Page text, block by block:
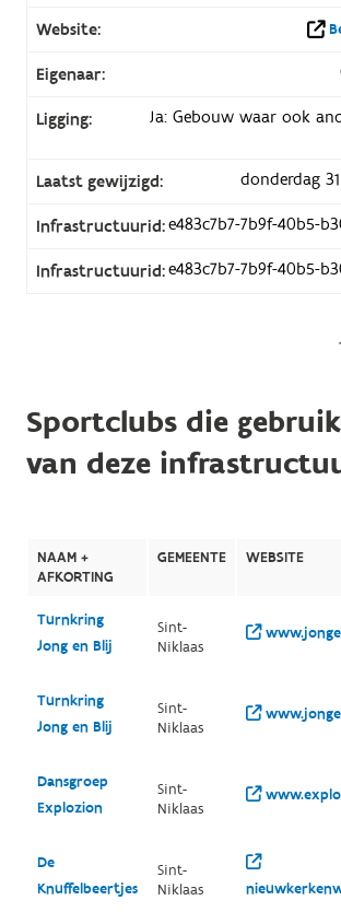
Website:
Eigenaar:
Ligging:
Ja: Gebouw waar ook
Laatst gewijzigd:
donderdag
Infrastructuurid:e483c7b7-7b9f-40b5-
Infrastructuurid:e483c7b7-7b9f-40b5-
Sportclubs die
van deze
NAAM +
AFKORTING
GEMEENTE WEBSITE
Turnkring
Jong en Blij
Sint-
Niklaas
Turnkring
Jong en Blij
Sint-
Niklaas
Dansgroep
Explozion
Sint-
Niklaas
De
Knuffelbeertjes
Sint-
Niklaas